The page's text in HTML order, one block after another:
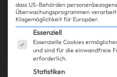
dass US-Behörden
Überwachungsprogrammen
Klagemöglichkeit für Europäer.
Es folgt eine Liste der
Essenziell
Essenzielle Cookies
und sind für die einwandfreie
erforderlich.
Statistiken